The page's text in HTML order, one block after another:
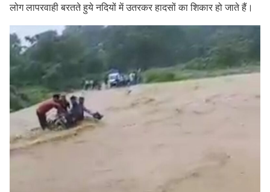
लोग लापरवाही बरतते हुये नदियों में उतरकर हादसों का शिकार हो जाते हैं।